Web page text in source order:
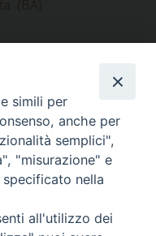
(BA)
simili per
anche per
semplici",
"misurazione" e
nella
all'utilizzo dei